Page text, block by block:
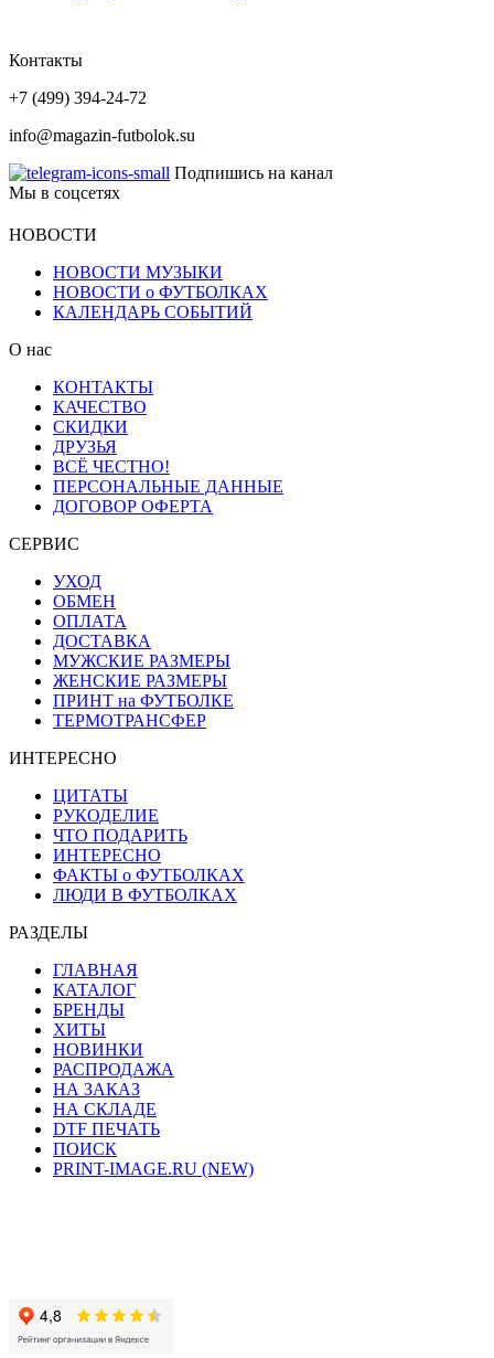
Контакты
+7 (499) 394-24-72
info@magazin-futbolok.su
Подпишись на канал
Мы в соцсетях
НОВОСТИ
НОВОСТИ МУЗЫКИ
НОВОСТИ о ФУТБОЛКАХ
КАЛЕНДАРЬ СОБЫТИЙ
О нас
КОНТАКТЫ
КАЧЕСТВО
СКИДКИ
ДРУЗЬЯ
ВСЁ ЧЕСТНО!
ПЕРСОНАЛЬНЫЕ ДАННЫЕ
ДОГОВОР ОФЕРТА
СЕРВИС
УХОД
ОБМЕН
ОПЛАТА
ДОСТАВКА
МУЖСКИЕ РАЗМЕРЫ
ЖЕНСКИЕ РАЗМЕРЫ
ПРИНТ на ФУТБОЛКЕ
ТЕРМОТРАНСФЕР
ИНТЕРЕСНО
ЦИТАТЫ
РУКОДЕЛИЕ
ЧТО ПОДАРИТЬ
ИНТЕРЕСНО
ФАКТЫ о ФУТБОЛКАХ
ЛЮДИ В ФУТБОЛКАХ
РАЗДЕЛЫ
ГЛАВНАЯ
КАТАЛОГ
БРЕНДЫ
ХИТЫ
НОВИНКИ
РАСПРОДАЖА
НА ЗАКАЗ
НА СКЛАДЕ
DTF ПЕЧАТЬ
ПОИСК
PRINT-IMAGE.RU (NEW)